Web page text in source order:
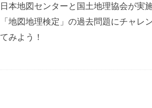
日本地図センターと国土地理協会が実
「地図地理検定」の過去問題にチャレ
てみよう！